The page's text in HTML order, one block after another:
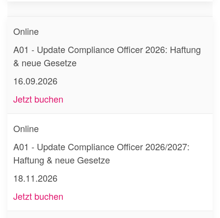
Online
A01 - Update Compliance Officer 2026: Haftung
& neue Gesetze
16.09.2026
Jetzt buchen
Online
A01 - Update Compliance Officer 2026/2027:
Haftung & neue Gesetze
18.11.2026
Jetzt buchen